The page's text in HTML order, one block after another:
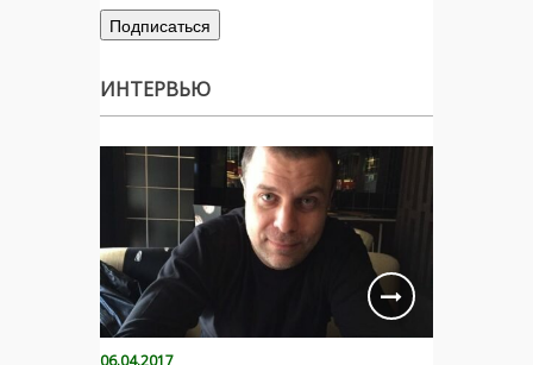
ИНТЕРВЬЮ
06.04.2017